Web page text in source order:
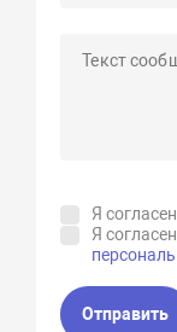
Я
Я
Отправить